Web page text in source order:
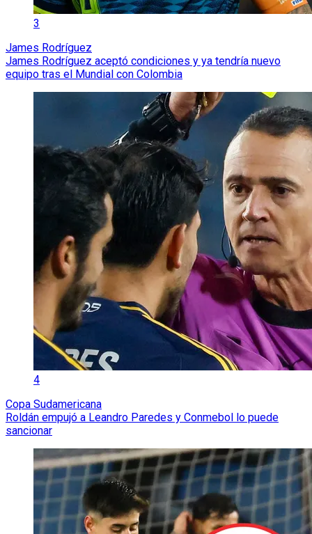
3
James Rodríguez
James Rodríguez aceptó condiciones y ya tendría nuevo
equipo tras el Mundial con Colombia
4
Copa Sudamericana
Roldán empujó a Leandro Paredes y Conmebol lo puede
sancionar